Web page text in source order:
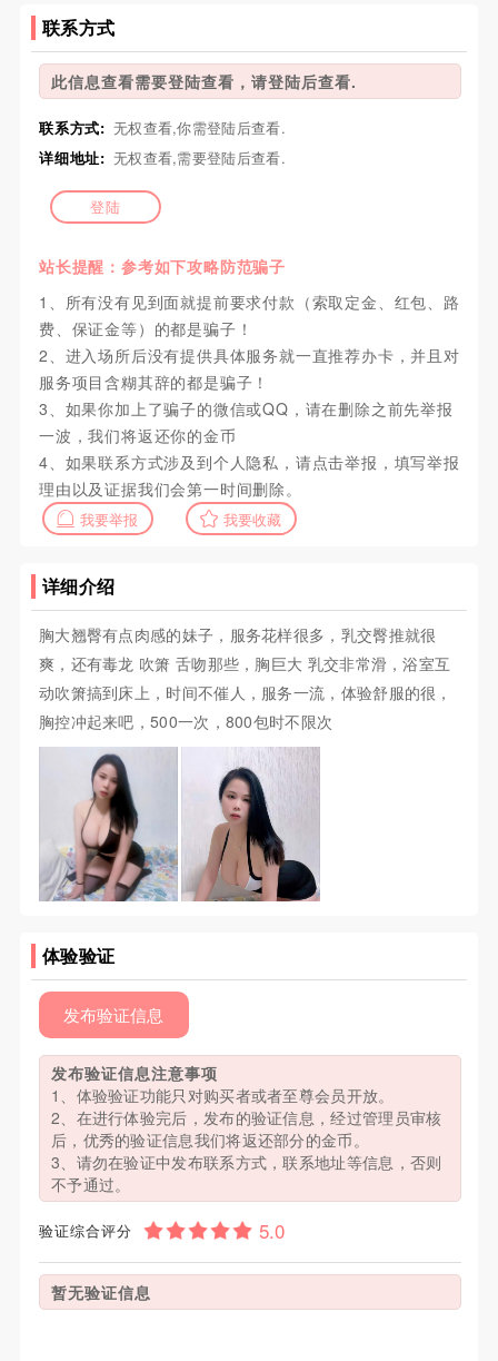
联系方式
此信息查看需要登陆查看，请登陆后查看.
联系方式: 无权查看,你需登陆后查看.
详细地址: 无权查看,需要登陆后查看.
登陆
站长提醒：参考如下攻略防范骗子
1、所有没有见到面就提前要求付款（索取定金、红包、路
费、保证金等）的都是骗子！
2、进入场所后没有提供具体服务就一直推荐办卡，并且对
服务项目含糊其辞的都是骗子！
3、如果你加上了骗子的微信或QQ，请在删除之前先举报
一波，我们将返还你的金币
4、如果联系方式涉及到个人隐私，请点击举报，填写举报
理由以及证据我们会第一时间删除。
我要举报 我要收藏
详细介绍
胸大翘臀有点肉感的妹子，服务花样很多，乳交臀推就很
爽，还有毒龙 吹箫 舌吻那些，胸巨大 乳交非常滑，浴室互
动吹箫搞到床上，时间不催人，服务一流，体验舒服的很，
胸控冲起来吧，500一次，800包时不限次
体验验证
发布验证信息
发布验证信息注意事项
1、体验验证功能只对购买者或者至尊会员开放。
2、在进行体验完后，发布的验证信息，经过管理员审核
后，优秀的验证信息我们将返还部分的金币。
3、请勿在验证中发布联系方式，联系地址等信息，否则
不予通过。
验证综合评分
暂无验证信息